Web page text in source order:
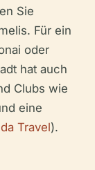
Sie
Für ein
oder
hat auch
Clubs wie
eine
Travel).